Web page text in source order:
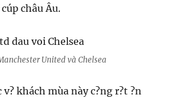
châu Âu.
United và Chelsea
v? khách mùa này c?ng r?t ?n